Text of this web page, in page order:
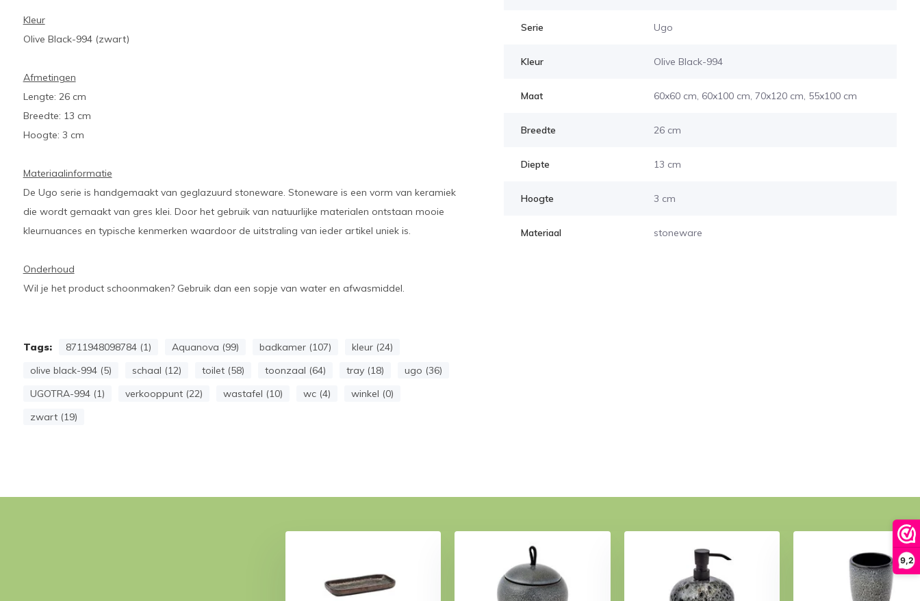
9,2
Kleur
Olive Black-994 (zwart)
Afmetingen
Lengte: 26 cm
Breedte: 13 cm
Hoogte: 3 cm
Materiaalinformatie
De Ugo serie is handgemaakt van geglazuurd stoneware. Stoneware is een vorm van keramiek
die wordt gemaakt van gres klei. Door het gebruik van natuurlijke materialen ontstaan mooie
kleurnuances en typische kenmerken waardoor de uitstraling van ieder artikel uniek is.
Onderhoud
Wil je het product schoonmaken? Gebruik dan een sopje van water en afwasmiddel.
Tags: 8711948098784 (1) Aquanova (99) badkamer (107)
kleur (24)
olive black-994 (5)
schaal (12) toilet (58) toonzaal (64) tray (18)
ugo (36)
UGOTRA-994 (1)
verkooppunt (22) wastafel (10) wc (4)
winkel (0)
zwart (19)
Serie Ugo
Kleur Olive Black-994
Maat 60x60 cm, 60x100 cm, 70x120 cm, 55x100 cm
Breedte 26 cm
Diepte 13 cm
Hoogte 3 cm
Materiaal stoneware